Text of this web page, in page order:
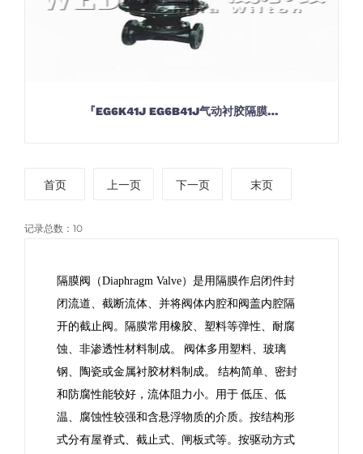
『EG6K41J EG6B41J气动衬胶隔膜…
首页 上一页 下一页 末页
记录总数：10
隔膜阀
（Diaphragm Valve）是用隔膜作启闭件封
闭流道、截断流体、并将阀体内腔和阀盖内腔隔
开的截止阀。隔膜常用橡胶、塑料等弹性、耐腐
蚀、非渗透性材料制成。
阀体多用塑料、 玻璃
钢 、陶瓷或金属衬胶材料制成。
结构简单、密封
和防腐性能较好，流体阻力小。用于 低压、低
温、腐蚀性较强和含悬浮物质的介质。按结构形
式分有屋脊式、截止式、闸板式等。按驱动方式